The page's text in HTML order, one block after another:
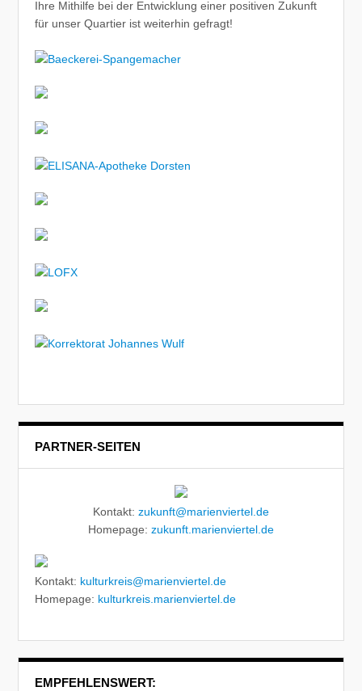
Ihre Mithilfe bei der Entwicklung einer positiven Zukunft
für unser Quartier ist weiterhin gefragt!
PARTNER-SEITEN
Kontakt: zukunft@marienviertel.de
Homepage: zukunft.marienviertel.de
Kontakt: kulturkreis@marienviertel.de
Homepage: kulturkreis.marienviertel.de
EMPFEHLENSWERT: